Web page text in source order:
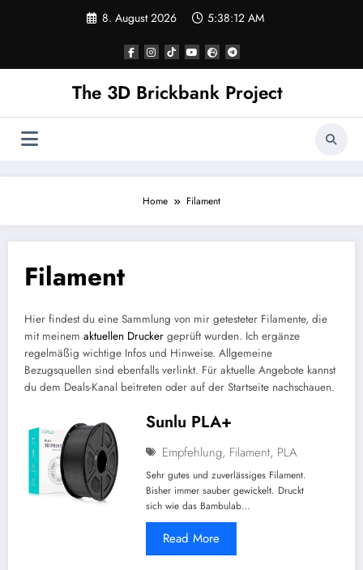
8. August 2026 5:38:12 AM
The 3D Brickbank Project
Home Filament
Filament
Hier findest du eine Sammlung von mir getesteter Filamente, die
mit meinem aktuellen Drucker geprüft wurden. Ich ergänze
regelmäßig wichtige Infos und Hinweise. Allgemeine
Bezugsquellen sind ebenfalls verlinkt. Für aktuelle Angebote kannst
du dem Deals-Kanal beitreten oder auf der Startseite nachschauen.
Sunlu PLA+
Empfehlung, Filament, PLA
Sehr gutes und zuverlässiges Filament.
Bisher immer sauber gewickelt. Druckt
sich wie das Bambulab…
Read More